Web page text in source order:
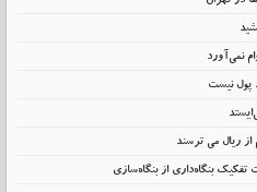
نمی‌آورد
پول نیست
ریال می ترسند
بنگاه‌داری از بنگاه‌سازی